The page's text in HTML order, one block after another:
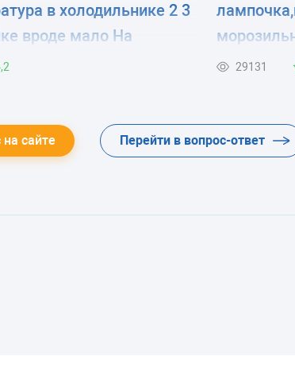
в холодильнике 2 3
вроде мало На
летом сказали нельзя
обычная
29131
сайте Перейти в вопрос-ответ